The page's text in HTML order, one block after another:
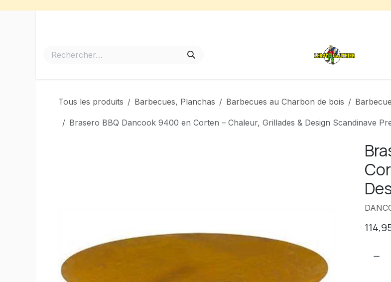
Tous les produits Barbecues, Planchas Barbecues au Charbon de bois
Brasero BBQ Dancook 9400 en Corten – Chaleur, Grillades & Design Scandinave